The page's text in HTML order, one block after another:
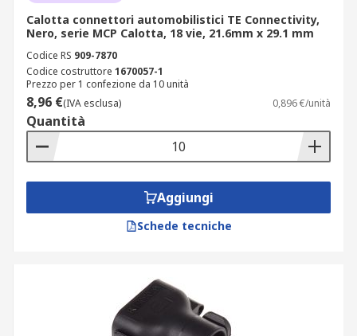
Calotta connettori automobilistici TE Connectivity,
Nero, serie MCP Calotta, 18 vie, 21.6mm x 29.1 mm
Codice RS 909-7870
Codice costruttore 1670057-1
Prezzo per 1 confezione da 10 unità
8,96 €(IVA esclusa) 0,896 €/unità
Quantità
Aggiungi
Schede tecniche